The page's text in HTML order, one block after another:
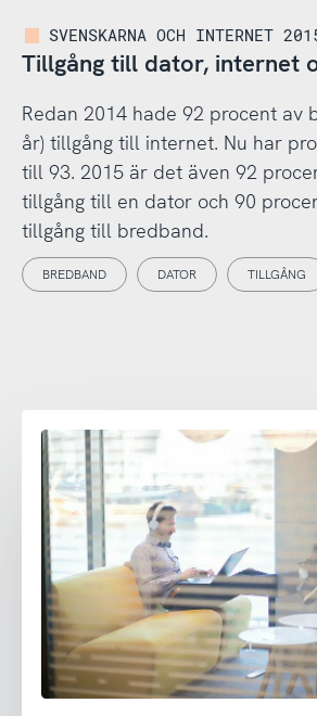
SVENSKARNA OCH INTERNET
Tillgång till dator, internet
Redan 2014 hade 92 procent av
år) tillgång till internet. Nu har
till 93. 2015 är det även 92
tillgång till en dator och 90
tillgång till bredband.
BREDBAND DATOR TILLGÅNG